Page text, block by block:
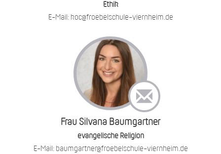
Ethik
E-Mail: koc@froebelschule-viernheim.de
Frau Silvana Baumgartner
evangelische Religion
E-Mail: baumgartner@froebelschule-viernheim.de